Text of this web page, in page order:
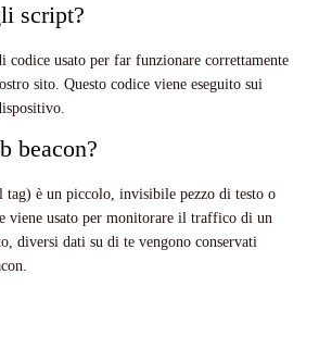
script?
codice usato per far funzionare correttamente
sito. Questo codice viene eseguito sui
beacon?
tag) è un piccolo, invisibile pezzo di testo o
viene usato per monitorare il traffico di un
diversi dati su di te vengono conservati